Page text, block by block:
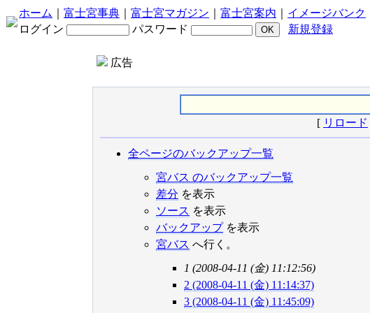
ホーム 富士宮事典 富士宮マガジン 富士宮案内 イメージバンク
ログイン
パスワード 新規登録
広告
[ リロード
全ページのバックアップ一覧
宮バス のバックアップ一覧
差分 を表示
ソース を表示
バックアップを表示
宮バス へ行く。
1 (2008-04-11 (金) 11:12:56)
2 (2008-04-11 (金) 11:14:37)
3 (2008-04-11 (金) 11:45:09)